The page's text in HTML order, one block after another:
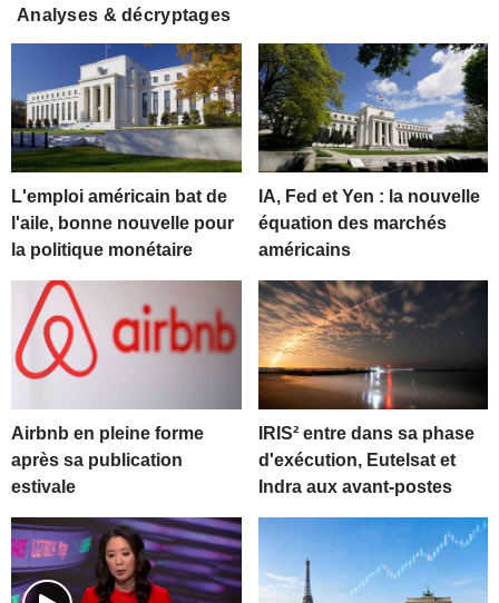
Analyses & décryptages
L'emploi américain bat de
l'aile, bonne nouvelle pour
la politique monétaire
IA, Fed et Yen : la nouvelle
équation des marchés
américains
Airbnb en pleine forme
après sa publication
estivale
IRIS² entre dans sa phase
d'exécution, Eutelsat et
Indra aux avant-postes